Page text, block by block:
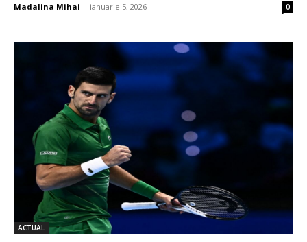
Madalina Mihai - ianuarie 5, 2026 0
ACTUAL